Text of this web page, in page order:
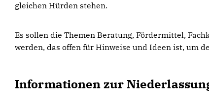
gleichen Hürden stehen.
Es sollen die Themen Beratung, Fördermittel,
werden, das offen für Hinweise und Ideen ist, um
Informationen zur